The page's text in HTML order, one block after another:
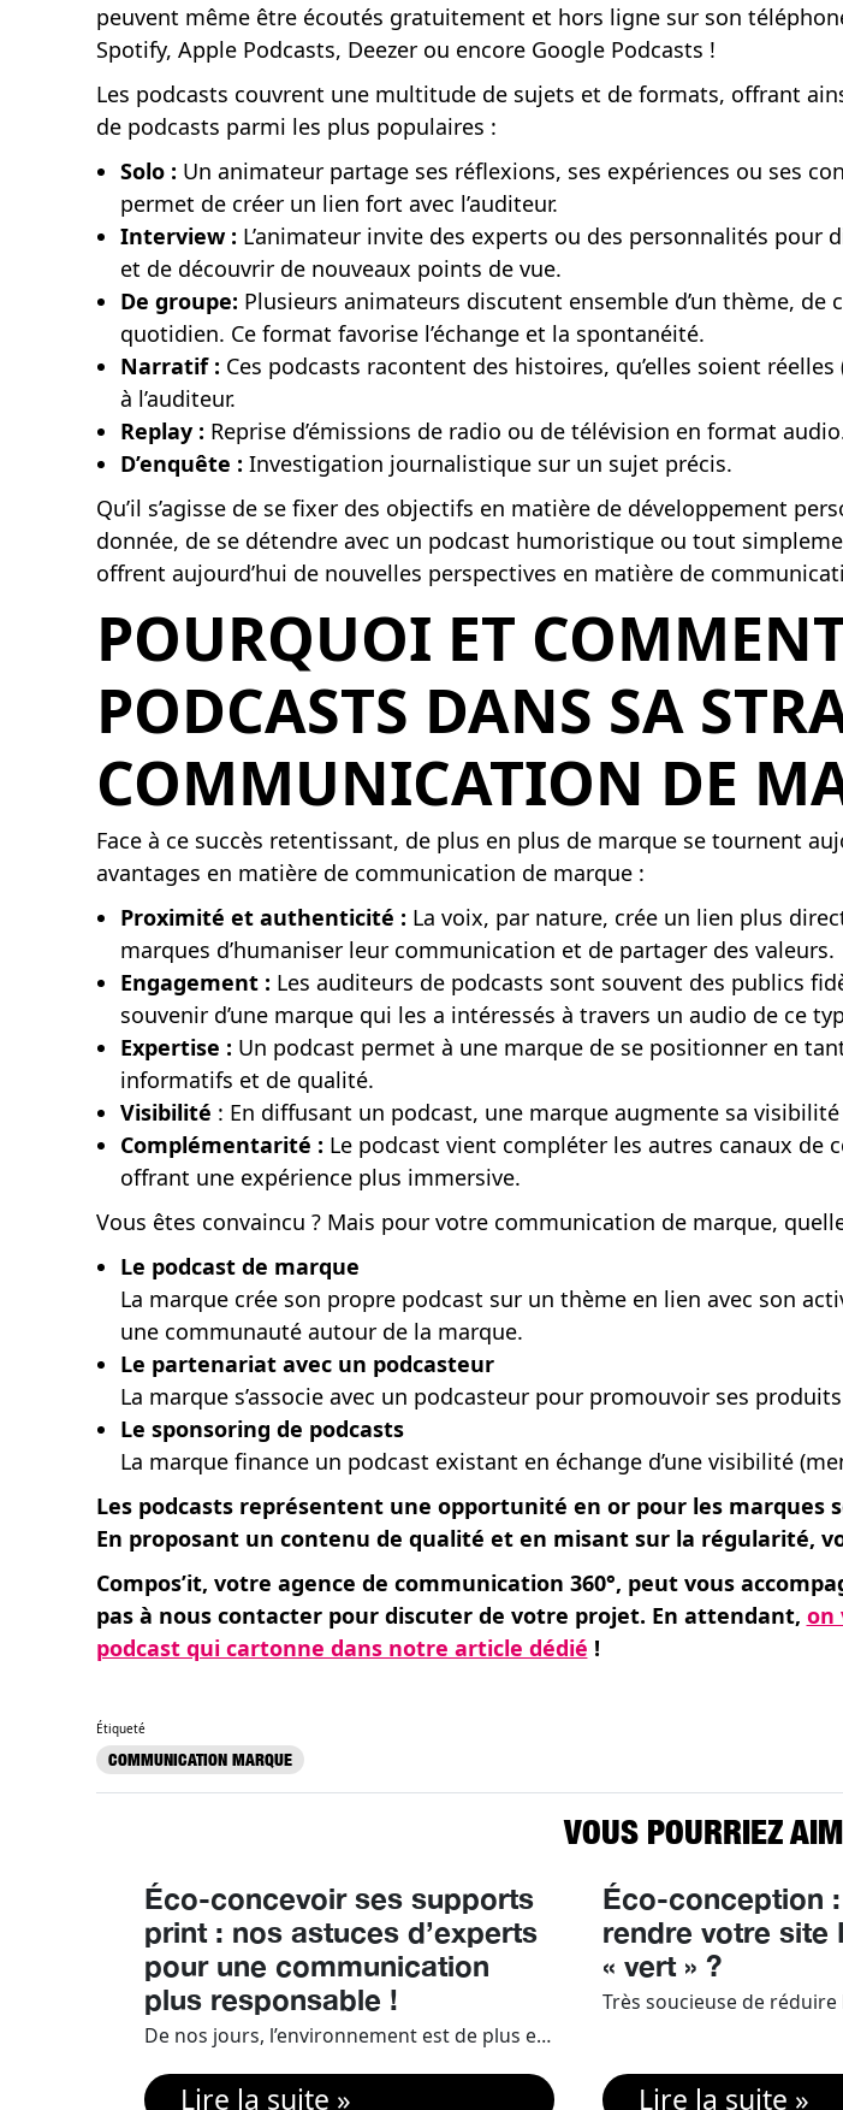
peuvent même être écoutés gratuitement et hors ligne sur son
Spotify, Apple Podcasts, Deezer ou encore Google Podcasts !
Les podcasts couvrent une multitude de sujets et de formats, offrant
de podcasts parmi les plus populaires :
Solo : Un animateur partage ses réflexions, ses expériences ou ses
permet de créer un lien fort avec l’auditeur.
Interview : L’animateur invite des experts ou des personnalités pour
et de découvrir de nouveaux points de vue.
De groupe: Plusieurs animateurs discutent ensemble d’un thème,
quotidien. Ce format favorise l’échange et la spontanéité.
Narratif : Ces podcasts racontent des histoires, qu’elles soient
à l’auditeur.
Replay : Reprise d’émissions de radio ou de télévision en format
D’enquête : Investigation journalistique sur un sujet précis.
Qu’il s’agisse de se fixer des objectifs en matière de développement
donnée, de se détendre avec un podcast humoristique ou tout
offrent aujourd’hui de nouvelles perspectives en matière de
POURQUOI ET
PODCASTS DANS SA
COMMUNICATION DE
Face à ce succès retentissant, de plus en plus de marque se tournent
avantages en matière de communication de marque :
Proximité et authenticité : La voix, par nature, crée un lien plus
marques d’humaniser leur communication et de partager des valeurs.
Engagement : Les auditeurs de podcasts sont souvent des publics
souvenir d’une marque qui les a intéressés à travers un audio de ce
Expertise : Un podcast permet à une marque de se positionner en
informatifs et de qualité.
Visibilité : En diffusant un podcast, une marque augmente sa
Complémentarité : Le podcast vient compléter les autres canaux de
offrant une expérience plus immersive.
Vous êtes convaincu ? Mais pour votre communication de marque,
Le podcast de marque
La marque crée son propre podcast sur un thème en lien avec son
une communauté autour de la marque.
Le partenariat avec un podcasteur
La marque s’associe avec un podcasteur pour promouvoir ses
Le sponsoring de podcasts
La marque finance un podcast existant en échange d’une visibilité
Les podcasts représentent une opportunité en or pour les
En proposant un contenu de qualité et en misant sur la régularité,
Compos’it, votre agence de communication 360°, peut vous
pas à nous contacter pour discuter de votre projet. En attendant, on
podcast qui cartonne dans notre article dédié !
Étiqueté
COMMUNICATION MARQUE
VOUS POURRIEZ
Éco-concevoir ses supports
print : nos astuces d’experts
pour une communication
plus responsable !
De nos jours, l’environnement est de plus en plus au cœur des préoccupations et des engagements RSE des entreprises ce qui fait de l’éco-conception un enjeu majeur. Il est donc essentiel d’intégrer cette dimension à vos projets en print / signalétique / événementiel. Compos’it vous aide et vous donne des outils pour être un expert […]
Lire la suite »
Éco-conception
rendre votre site
« vert » ?
Lire la suite »